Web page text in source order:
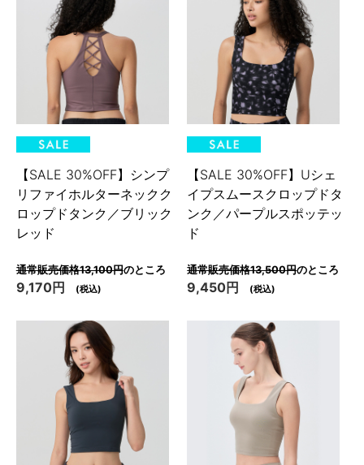
【SALE 30%OFF】シンプ
リファイホルターネックク
ロップドタンク／ブリック
レッド
通常販売価格13,100円のところ
9,170円 (税込)
【SALE 30%OFF】Uシェ
イプスムースクロップドタ
ンク／パープルスポッテッ
ド
通常販売価格13,500円のところ
9,450円 (税込)